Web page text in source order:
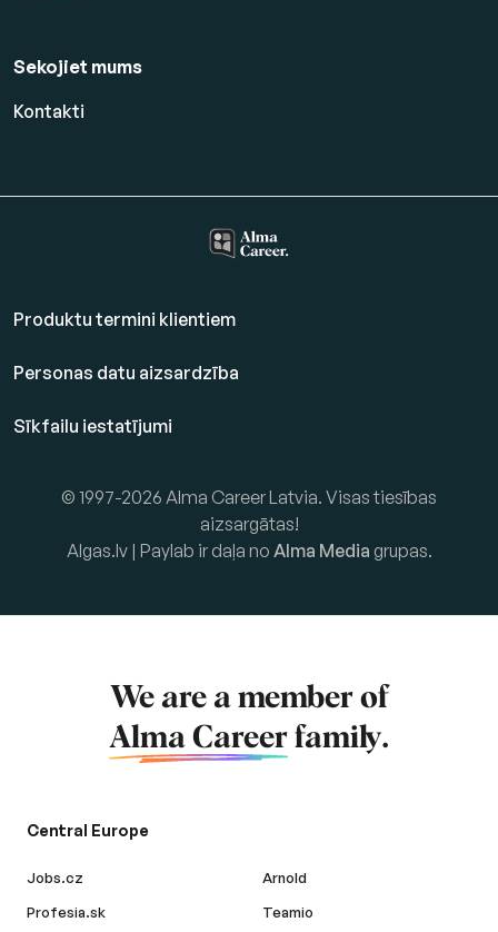
Sekojiet mums
Kontakti
Produktu termini klientiem
Personas datu aizsardzība
Sīkfailu iestatījumi
© 1997-2026 Alma Career Latvia. Visas tiesības
aizsargātas!
Algas.lv | Paylab ir daļa no Alma Media grupas.
We are a member of
Alma Career family.
Central Europe
Jobs.cz
Profesia.sk
Arnold
Teamio